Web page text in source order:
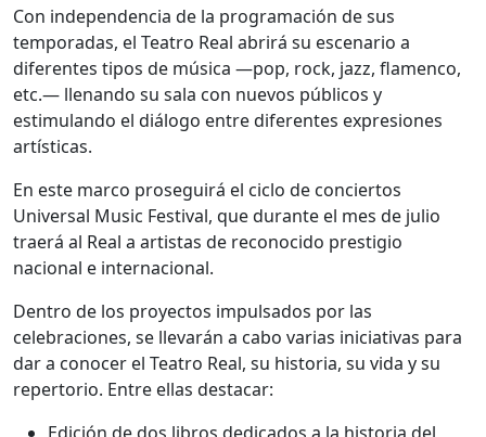
Con independencia de la programación de sus
temporadas, el Teatro Real abrirá su escenario a
diferentes tipos de música —pop, rock, jazz, flamenco,
etc.— llenando su sala con nuevos públicos y
estimulando el diálogo entre diferentes expresiones
artísticas.
En este marco proseguirá el ciclo de conciertos
Universal Music Festival, que durante el mes de julio
traerá al Real a artistas de reconocido prestigio
nacional e internacional.
Dentro de los proyectos impulsados por las
celebraciones, se llevarán a cabo varias iniciativas para
dar a conocer el Teatro Real, su historia, su vida y su
repertorio. Entre ellas destacar:
Edición de dos libros dedicados a la historia del